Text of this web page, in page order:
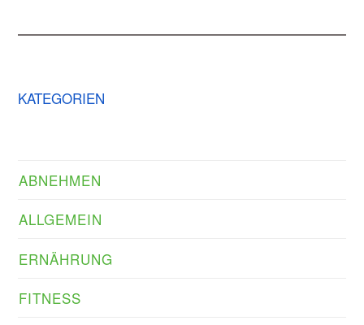
KATEGORIEN
ABNEHMEN
ALLGEMEIN
ERNÄHRUNG
FITNESS